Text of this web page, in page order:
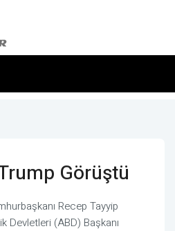
Görüştü
Recep Tayyip
Devletleri (ABD) Başkanı